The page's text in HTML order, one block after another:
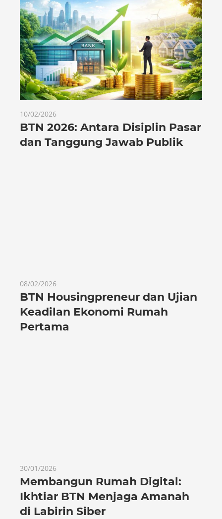
10/02/2026
BTN 2026: Antara Disiplin Pasar
dan Tanggung Jawab Publik
08/02/2026
BTN Housingpreneur dan Ujian
Keadilan Ekonomi Rumah
Pertama
30/01/2026
Membangun Rumah Digital:
Ikhtiar BTN Menjaga Amanah
di Labirin Siber